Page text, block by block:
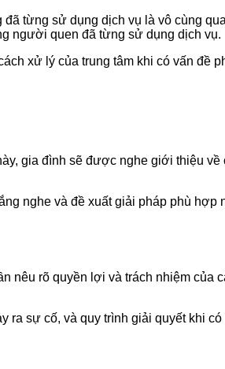
từng sử dụng dịch vụ là vô cùng
người quen đã từng sử dụng dịch vụ.
xử lý của trung tâm khi có vấn đề
gia đình sẽ được nghe giới thiệu
nghe và đề xuất giải pháp phù hợp
nêu rõ quyền lợi và trách nhiệm của
sự cố, và quy trình giải quyết khi